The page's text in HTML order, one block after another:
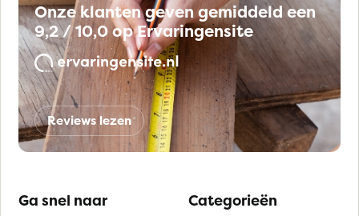
Onze klanten geven gemiddeld een
9,2 / 10,0 op Ervaringensite
Reviews lezen
Ga snel naar Categorieën